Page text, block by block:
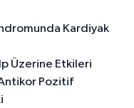
Kardiyak
Üzerine Etkileri
Pozitif